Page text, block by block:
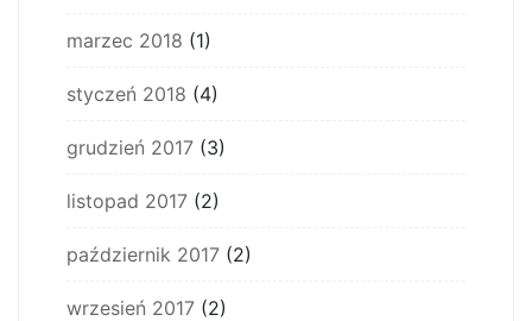
marzec 2018 (1)
styczeń 2018 (4)
grudzień 2017 (3)
listopad 2017 (2)
październik 2017 (2)
wrzesień 2017 (2)